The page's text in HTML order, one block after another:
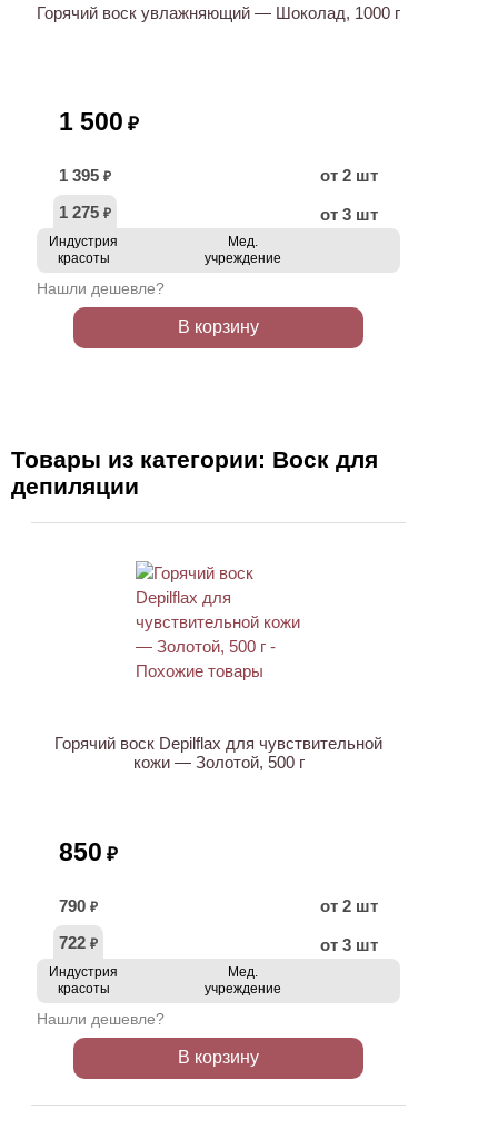
Горячий воск увлажняющий — Шоколад, 1000 г
1 500 ₽
1 395 ₽
от 2 шт
1 275 ₽ от 3 шт
Индустрия
красоты
Мед.
учреждение
Нашли дешевле?
В корзину
Товары из категории: Воск для
депиляции
Горячий воск Depilflax для чувствительной
кожи — Золотой, 500 г
850 ₽
790 ₽
от 2 шт
722 ₽ от 3 шт
Индустрия
красоты
Мед.
учреждение
Нашли дешевле?
В корзину